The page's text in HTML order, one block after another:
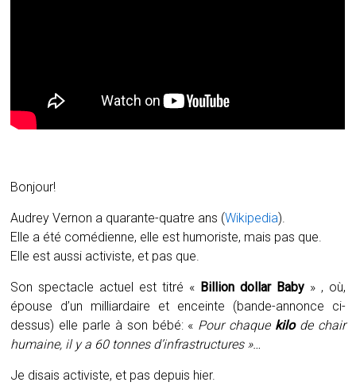
Bonjour!
Audrey Vernon a quarante-quatre ans (Wikipedia).
Elle a été comédienne, elle est humoriste, mais pas que.
Elle est aussi activiste, et pas que.
Son spectacle actuel est titré « Billion dollar Baby» , où,
épouse d’un milliardaire et enceinte (bande-annonce ci-
dessus) elle parle à son bébé: « Pour chaque kilode chair
humaine, il y a 60 tonnes d’infrastructures »…
Je disais activiste, et pas depuis hier.